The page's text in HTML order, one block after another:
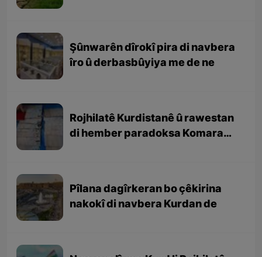
Şûnwarên dîrokî pira di navbera
îro û derbasbûyiya me de ne
Rojhilatê Kurdistanê û rawestan
di hember paradoksa Komara
Pîlana dagîrkeran bo çêkirina
nakokî di navbera Kurdan de